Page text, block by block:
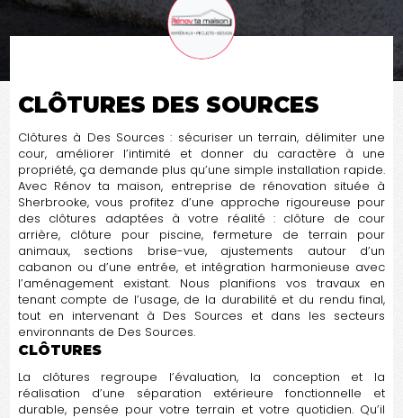
CLÔTURES DES SOURCES
Clôtures à Des Sources : sécuriser un terrain, délimiter une
cour, améliorer l’intimité et donner du caractère à une
propriété, ça demande plus qu’une simple installation rapide.
Avec Rénov ta maison, entreprise de rénovation située à
Sherbrooke, vous profitez d’une approche rigoureuse pour
des clôtures adaptées à votre réalité : clôture de cour
arrière, clôture pour piscine, fermeture de terrain pour
animaux, sections brise-vue, ajustements autour d’un
cabanon ou d’une entrée, et intégration harmonieuse avec
l’aménagement existant. Nous planifions vos travaux en
tenant compte de l’usage, de la durabilité et du rendu final,
tout en intervenant à Des Sources et dans les secteurs
environnants de Des Sources.
CLÔTURES
La clôtures regroupe l’évaluation, la conception et la
réalisation d’une séparation extérieure fonctionnelle et
durable, pensée pour votre terrain et votre quotidien. Qu’il